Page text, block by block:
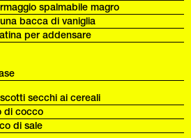
spalmabile magro
bacca di vaniglia
per addensare
secchi ai cereali
di cocco
di sale